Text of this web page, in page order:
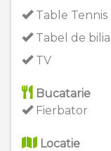
Table Tennis
Tabel de
TV
Bucatarie
Fierbator
Locatie